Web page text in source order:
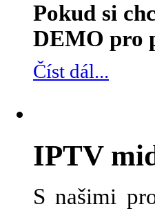
Pokud si
DEMO pro
Číst dál...
IPTV
S našimi